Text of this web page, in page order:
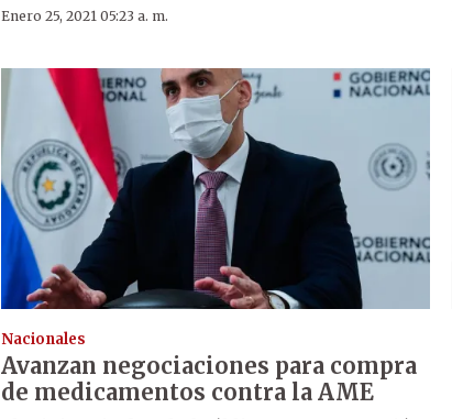
Enero 25, 2021 05:23 a. m.
Nacionales
Avanzan negociaciones para compra
de medicamentos contra la AME